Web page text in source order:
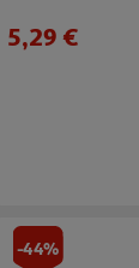
5,29 €
-44%